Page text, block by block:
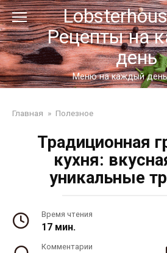
Перейти
к
контенту
Рецепты на
день
Меню на каждый
Главная » Полезное
Традиционная
кухня:
уникальные
Время чтения
17 мин.
Комментарии